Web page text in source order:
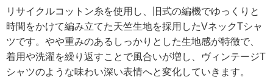
リサイクルコットン糸を使用し、旧式の編機でゆっくりと
時間をかけて編み立てた天竺生地を採用したVネックTシャ
ツです。やや重みのあるしっかりとした生地感が特徴で、
着用や洗濯を繰り返すことで風合いが増し、ヴィンテージT
シャツのような味わい深い表情へと変化していきます。